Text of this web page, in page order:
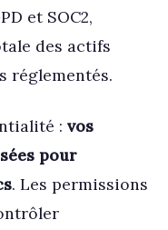
et SOC2,
des actifs
réglementés.
: vos
pour
. Les permissions